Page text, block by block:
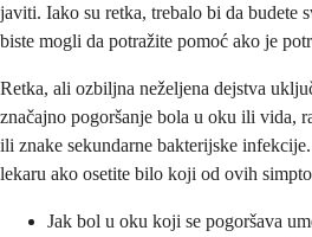
javiti. Iako su retka, trebalo bi da budete
biste mogli da potražite pomoć ako je
Retka, ali ozbiljna neželjena dejstva
značajno pogoršanje bola u oku ili vida,
ili znake sekundarne bakterijske
lekaru ako osetite bilo koji od ovih
Jak bol u oku koji se pogoršava